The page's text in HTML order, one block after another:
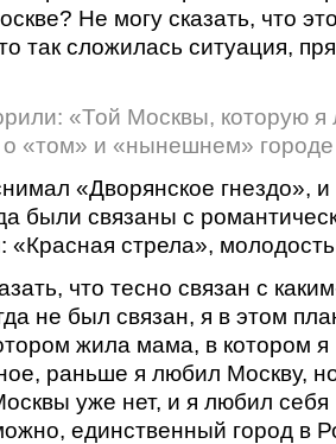
Не могу сказать, что
так сложилась ситуация,
«Той Москвы, которую
о «том» и «нынешнем»
«Дворянское гнездо»,
были связаны с
«Красная стрела»,
что тесно связан с
не был связан, я в этом
жила мама, в котором я
раньше я любил Москву,
уже нет, и я любил себя
единственный город в